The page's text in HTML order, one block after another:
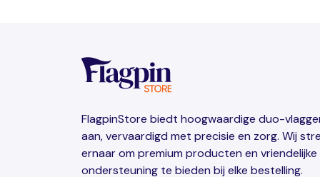
FlagpinStore biedt hoogwaardige duo-
aan, vervaardigd met precisie en zorg. Wij
ernaar om premium producten en vriendelijke
ondersteuning te bieden bij elke bestelling.